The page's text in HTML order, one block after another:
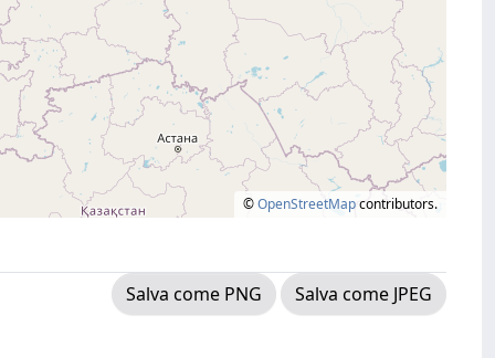
©OpenStreetMapcontributors.
Salva come PNG Salva come JPEG